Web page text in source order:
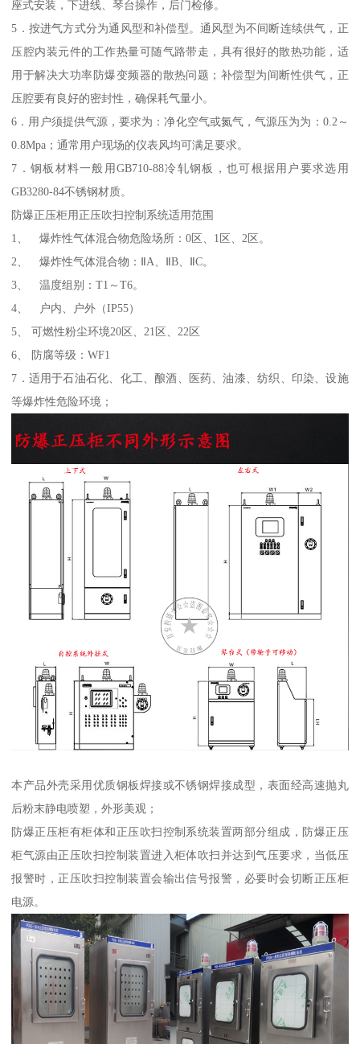
座式安装，下进线、琴台操作，后门检修。
5．按进气方式分为通风型和补偿型。通风型为不间断连续供气，正
压腔内装元件的工作热量可随气路带走，具有很好的散热功能，适
用于解决大功率防爆变频器的散热问题；补偿型为间断性供气，正
压腔要有良好的密封性，确保耗气量小。
6．用户须提供气源，要求为：净化空气或氮气，气源压为为：0.2～
0.8Mpa；通常用户现场的仪表风均可满足要求。
7．钢板材料一般用GB710-88冷轧钢板，也可根据用户要求选用
GB3280-84不锈钢材质。
防爆正压柜用正压吹扫控制系统适用范围
1、 爆炸性气体混合物危险场所：0区、1区、2区。
2、 爆炸性气体混合物：ⅡA、ⅡB、ⅡC。
3、 温度组别：T1～T6。
4、 户内、户外（IP55）
5、 可燃性粉尘环境20区、21区、22区
6、 防腐等级：WF1
7．适用于石油石化、化工、酿酒、医药、油漆、纺织、印染、设施
等爆炸性危险环境；
本产品外壳采用优质钢板焊接或不锈钢焊接成型，表面经高速抛丸
后粉末静电喷塑，外形美观；
防爆正压柜有柜体和正压吹扫控制系统装置两部分组成，防爆正压
柜气源由正压吹扫控制装置进入柜体吹扫并达到气压要求，当低压
报警时，正压吹扫控制装置会输出信号报警，必要时会切断正压柜
电源。